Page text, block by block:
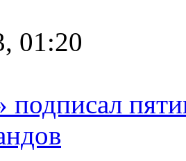
01:20
подписал